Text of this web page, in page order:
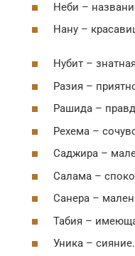
Неби –
Нану –
Нубит –
Разия –
Рашида –
Рехема –
Саджира –
Салама –
Санера –
Табия –
Уника – сияние.